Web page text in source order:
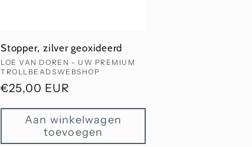
Stopper, zilver geoxideerd
Verkoper:
LOE VAN DOREN - UW PREMIUM
TROLLBEADSWEBSHOP
Normale
€25,00 EUR
Aan winkelwagen
toevoegen